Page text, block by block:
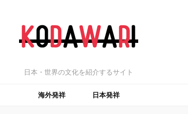
日本・世界の文化を紹介するサイト
海外発祥 日本発祥